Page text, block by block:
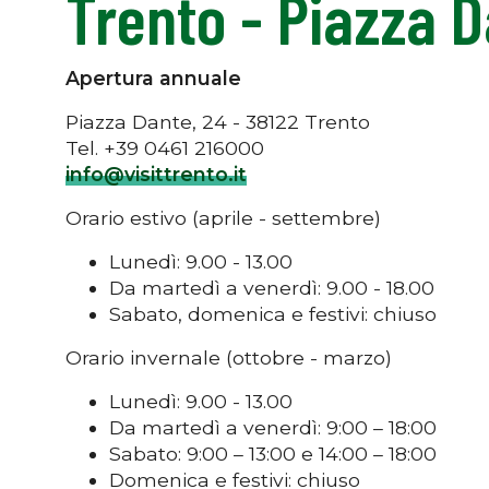
Apertura annuale
Piazza Dante, 24 - 38122 Trento
Tel. +39 0461 216000
info@visittrento.it
Orario estivo (aprile - settembre)
Lunedì: 9.00 - 13.00
Da martedì a venerdì: 9.00 - 18.00
Sabato, domenica e festivi: chiuso
Orario invernale (ottobre - marzo)
Lunedì: 9.00 - 13.00
Da martedì a venerdì: 9:00 – 18:00
Sabato: 9:00 – 13:00 e 14:00 – 18:00
Domenica e festivi: chiuso